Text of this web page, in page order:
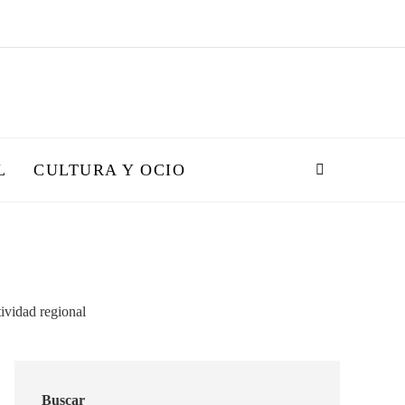
CULTURA Y OCIO
Buscar